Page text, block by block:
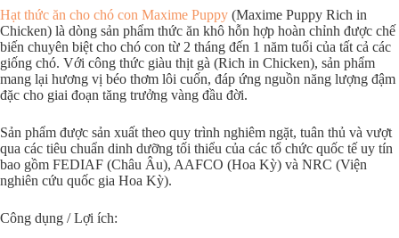
Hạt thức ăn cho chó con Maxime Puppy (Maxime Puppy Rich in
Chicken) là dòng sản phẩm thức ăn khô hỗn hợp hoàn chỉnh được chế
biến chuyên biệt cho chó con từ 2 tháng đến 1 năm tuổi của tất cả các
giống chó. Với công thức giàu thịt gà (Rich in Chicken), sản phẩm
mang lại hương vị béo thơm lôi cuốn, đáp ứng nguồn năng lượng đậm
đặc cho giai đoạn tăng trưởng vàng đầu đời.
Sản phẩm được sản xuất theo quy trình nghiêm ngặt, tuân thủ và vượt
qua các tiêu chuẩn dinh dưỡng tối thiểu của các tổ chức quốc tế uy tín
bao gồm FEDIAF (Châu Âu), AAFCO (Hoa Kỳ) và NRC (Viện
nghiên cứu quốc gia Hoa Kỳ).
Công dụng / Lợi ích: